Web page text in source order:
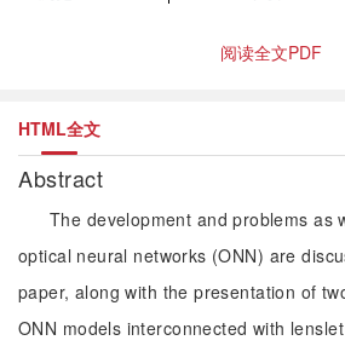
阅读全文PDF
HTML全文
Abstract
The development and problems as
optical neural networks (ONN) are
paper, along with the presentation of
ONN models interconnected with